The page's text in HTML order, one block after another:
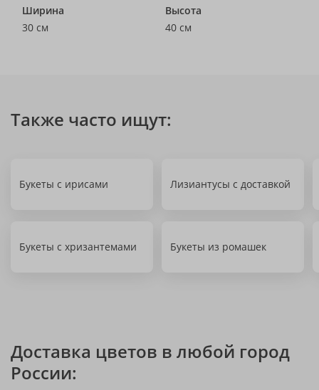
Ширина
30 см
Высота
40 см
Также часто ищут:
Букеты с ирисами Лизиантусы с доставкой
Букеты с хризантемами Букеты из ромашек
Доставка цветов в любой город
России: